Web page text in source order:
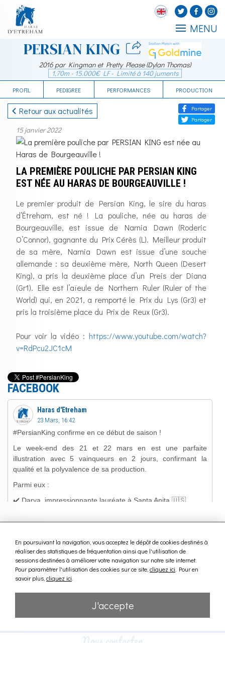
MENU
PERSIAN KING
2016 par Kingman et Pretty Please (Dylan Thomas)
1,70m - 15.000€ LF - Limité à 140 juments
PROFIL PEDIGREE PERFORMANCES PRODUCTION
Partager
Partager
Retour aux actualités
15 janvier 2022
LA PREMIÈRE POULICHE PAR PERSIAN KING
EST NÉE AU HARAS DE BOURGEAUVILLE !
Le premier produit de Persian King, le sire du haras
d’Étreham, est né ! La pouliche, née au haras de
Bourgeauville, est issue de Narnia Dawn (Roderic
O’Connor), gagnante du Prix Cérès (L). Meilleur produit
de sa mère, Narnia Dawn est issue d’une souche
allemande : sa deuxième mère, North Queen (Desert
King), a pris la deuxième place d’un Preis der Diana
(Gr1). Elle est l’aïeule de Northern Ruler (Ruler of the
World) qui, en 2021, a remporté le Prix du Lys (Gr3) et
pris la troisième place du Prix de Reux (Gr3).
Pour voir la vidéo :https://www.youtube.com/watch?
v=RdPcu2JC1cM
FACEBOOK
Nous contacter
En poursuivant la navigation, vous acceptez le dépôt de cookies destinés à
réaliser des statistiques de fréquentation ainsi que l'utilisation de
sessions destinées à améliorer votre navigation sur notre site internet.
Pour paramètrer l'utilisation des cookies sur ce site, cliquez ici . Pour en
savoir plus, cliquez ici
J'accepte